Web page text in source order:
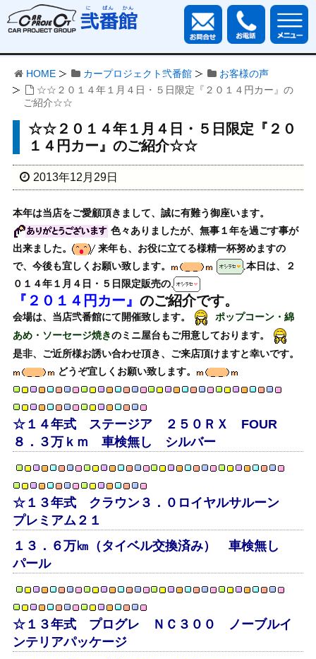
HOME カープロジェクト弐番館
お客様の声
☆☆２０１４年１月４日・５日限定『２０１４円カー』の
ご紹介☆☆
☆☆２０１４年１月４日・５日限定『２０
１４円カー』のご紹介☆☆
2013年12月29日
本年は当店をご愛顧頂きまして、誠に有難う御座います。
色々ありましたが、無事１年を過ごす事が
出来ました。
来年も、お役に立てる様精一杯努めますの
で、今後も宜しくお願い致します。
本日は、２
０１４年１月４日・５日限定販売の
『２０１４円カー』 のご紹介です。
会場は、当店弐番館にて開催致します。
ポップコーン・綿
あめ・ソーセージ焼きのミニ屋台もご用意しております。
是非、ご近所様お誘い合わせ頂き、ご来店頂けますと幸いです。
どうぞ宜しくお願い致します。
☆１４年式 ステージア ２５０ＲＸ FOUR
８．３万ｋｍ 車検無し シルバー
☆１３年式 クラウン３．０ロイヤルサルーン
プレミアム２１
１３．６万㎞（タイベル交換済み） 車検無し
パール
☆１３年式 プログレ ＮＣ３００ ノーブルイ
ンテリアパッケージ